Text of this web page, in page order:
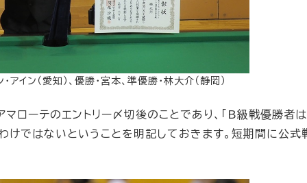
イン（愛知）、優勝・宮本、準優勝・林大介（静岡）
ーテのエントリー〆切後のことであり、「B級戦優勝者
けではないということを明記しておきます。短期間に公式